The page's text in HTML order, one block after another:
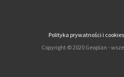
Polityka prywatności i cookies
Copyright © 2020 Geoplan -